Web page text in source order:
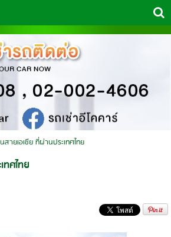
สายเอเชีย ที่ผ่านประเทศไทย
ทศไทย